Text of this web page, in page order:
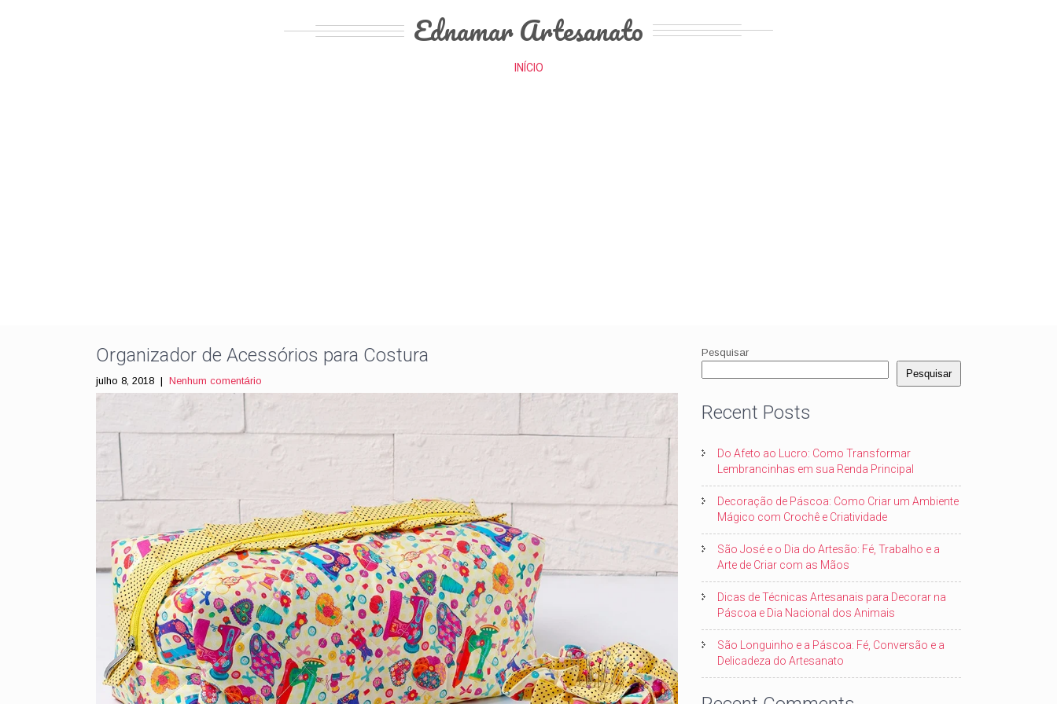
Ednamar Artesanato
INÍCIO
Organizador de Acessórios para Costura
julho 8, 2018 | Nenhum comentário
Pesquisar
Pesquisar
Recent Posts
Do Afeto ao Lucro: Como Transformar
Lembrancinhas em sua Renda Principal
Decoração de Páscoa: Como Criar um Ambiente
Mágico com Crochê e Criatividade
São José e o Dia do Artesão: Fé, Trabalho e a
Arte de Criar com as Mãos
Dicas de Técnicas Artesanais para Decorar na
Páscoa e Dia Nacional dos Animais
São Longuinho e a Páscoa: Fé, Conversão e a
Delicadeza do Artesanato